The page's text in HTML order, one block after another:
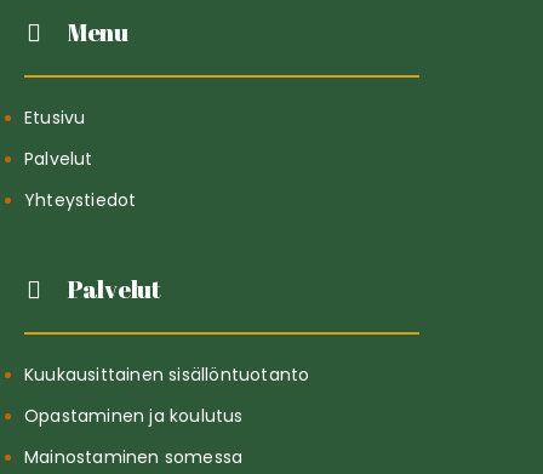
Menu
Etusivu
Palvelut
Yhteystiedot
Palvelut
Kuukausittainen sisällöntuotanto
Opastaminen ja koulutus
Mainostaminen somessa